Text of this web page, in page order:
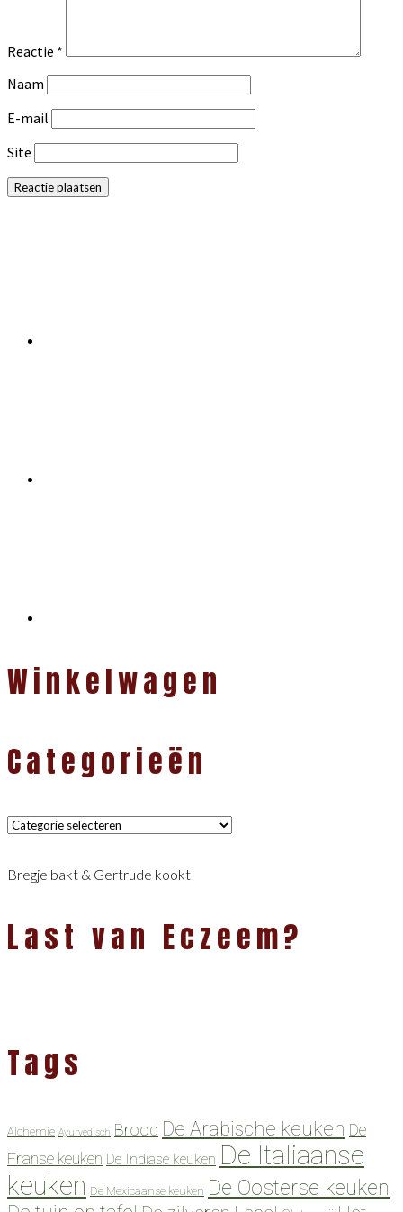
Reactie *
Naam
E-mail
Site
Winkelwagen
Categorieën
Categorieën
Bregje bakt & Gertrude kookt
Last van Eczeem?
Tags
Alchemie Ayurvedisch Brood De Arabische keuken De
Franse keuken De Indiase keuken De Italiaanse
keuken De Mexicaanse keuken De Oosterse keuken